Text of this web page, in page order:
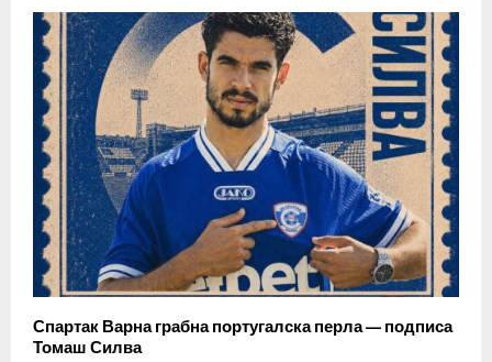
Спартак Варна грабна португалска перла — подписа
Томаш Силва